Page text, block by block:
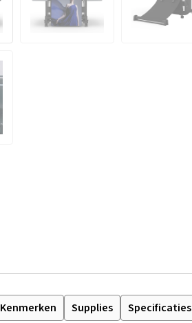
Kenmerken Supplies Specificaties